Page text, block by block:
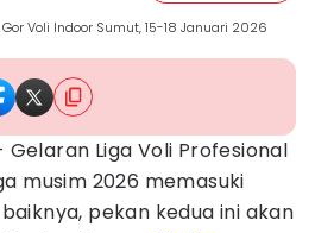
Voli Indoor Sumut, 15-18 Januari 2026
Gelaran Liga Voli Profesional
musim 2026 memasuki
pekan kedua ini akan